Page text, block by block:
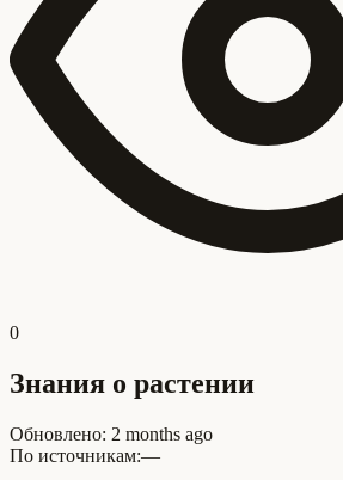
0
Знания о растении
Обновлено: 2 months ago
По источникам:—